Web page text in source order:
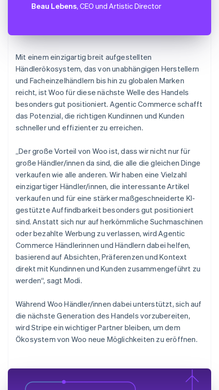
Beau Lebens, CEO und Artistic Director
Mit einem einzigartig breit aufgestellten
Händlerökosystem, das von unabhängigen Herstellern
und Facheinzelhändlern bis hin zu globalen Marken
reicht, ist Woo für diese nächste Welle des Handels
besonders gut positioniert. Agentic Commerce schafft
das Potenzial, die richtigen Kundinnen und Kunden
schneller und effizienter zu erreichen.
„Der große Vorteil von Woo ist, dass wir nicht nur für
große Händler/innen da sind, die alle die gleichen Dinge
verkaufen wie alle anderen. Wir haben eine Vielzahl
einzigartiger Händler/innen, die interessante Artikel
verkaufen und für eine stärker maßgeschneiderte KI-
gestützte Auffindbarkeit besonders gut positioniert
sind. Anstatt sich nur auf herkömmliche Suchmaschinen
oder bezahlte Werbung zu verlassen, wird Agentic
Commerce Händlerinnen und Händlern dabei helfen,
basierend auf Absichten, Präferenzen und Kontext
direkt mit Kundinnen und Kunden zusammengeführt zu
werden“, sagt Modi.
Während Woo Händler/innen dabei unterstützt, sich auf
die nächste Generation des Handels vorzubereiten,
wird Stripe ein wichtiger Partner bleiben, um dem
Ökosystem von Woo neue Möglichkeiten zu eröffnen.